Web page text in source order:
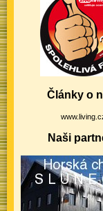
Články o
Naši